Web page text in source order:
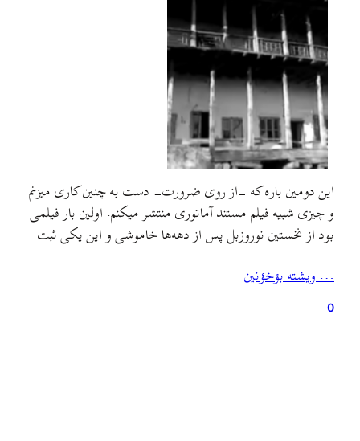
این دومین باره که -از روی ضرورت- دست به چنین کاری میزنم
و چیزی شبیه فیلم مستند آماتوری منتشر میکنم. اولین بار فیلمی
بود از نخستین نوروزبل پس از دهه‌ها خاموشی و این یکی ثبت
مهمی از کودکی‌م اونجا گذشته و پس از مهاجرت پدربزرگ و
مادربزرگ…
… ويشته بۊخؤنين
0